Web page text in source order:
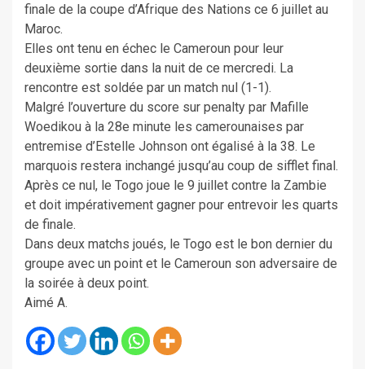
finale de la coupe d’Afrique des Nations ce 6 juillet au
Maroc.
Elles ont tenu en échec le Cameroun pour leur
deuxième sortie dans la nuit de ce mercredi. La
rencontre est soldée par un match nul (1-1).
Malgré l’ouverture du score sur penalty par Mafille
Woedikou à la 28e minute les camerounaises par
entremise d’Estelle Johnson ont égalisé à la 38. Le
marquois restera inchangé jusqu’au coup de sifflet final.
Après ce nul, le Togo joue le 9 juillet contre la Zambie
et doit impérativement gagner pour entrevoir les quarts
de finale.
Dans deux matchs joués, le Togo est le bon dernier du
groupe avec un point et le Cameroun son adversaire de
la soirée à deux point.
Aimé A.